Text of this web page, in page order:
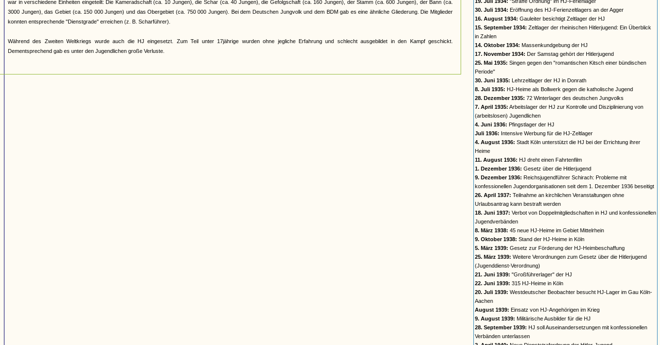
war in verschiedene Einheiten eingeteilt: Die Kameradschaft (ca. 10 Jungen), die Schar (ca. 40 Jungen), die Gefolgschaft (ca. 160 Jungen), der Stamm (ca. 600 Jungen), der Bann (ca.
3000 Jungen), das Gebiet (ca. 150 000 Jungen) und das Obergebiet (ca. 750 000 Jungen). Bei dem Deutschen Jungvolk und dem BDM gab es eine ähnliche Gliederung. Die Mitglieder
konnten entsprechende "Dienstgrade" erreichen (z. B. Scharführer).
Während des Zweiten Weltkriegs wurde auch die HJ eingesetzt. Zum Teil unter 17jährige wurden ohne jegliche Erfahrung und schlecht ausgebildet in den Kampf geschickt.
Dementsprechend gab es unter den Jugendlichen große Verluste.
30. Juli 1934: Eröffnung des HJ-Ferienzeltlagers an der Agger
16. August 1934: Gauleiter besichtigt Zeltlager der HJ
15. September 1934: Zeltlager der rheinischen Hitlerjugend: Ein Überblick
in Zahlen
14. Oktober 1934: Massenkundgebung der HJ
17. November 1934: Der Samstag gehört der Hitlerjugend
25. Mai 1935: Singen gegen den "romantischen Kitsch einer bündischen
Periode"
30. Juni 1935: Lehrzeltlager der HJ in Donrath
8. Juli 1935: HJ-Heime als Bollwerk gegen die katholische Jugend
28. Dezember 1935: 72 Winterlager des deutschen Jungvolks
7. April 1935: Arbeitslager der HJ zur Kontrolle und Disziplinierung von
(arbeitslosen) Jugendlichen
4. Juni 1936: Pfingstlager der HJ
Juli 1936: Intensive Werbung für die HJ-Zeltlager
4. August 1936: Stadt Köln unterstützt die HJ bei der Errichtung ihrer
Heime
11. August 1936: HJ dreht einen Fahrtenfilm
1. Dezember 1936: Gesetz über die Hitlerjugend
9. Dezember 1936: Reichsjugendführer Schirach: Probleme mit
konfessionellen Jugendorganisationen seit dem 1. Dezember 1936 beseitigt
26. April 1937: Teilnahme an kirchlichen Veranstaltungen ohne
Urlaubsantrag kann bestraft werden
18. Juni 1937: Verbot von Doppelmitgliedschaften in HJ und konfessionellen
Jugendverbänden
8. März 1938: 45 neue HJ-Heime im Gebiet Mittelrhein
9. Oktober 1938: Stand der HJ-Heime in Köln
5. März 1939: Gesetz zur Förderung der HJ-Heimbeschaffung
25. März 1939: Weitere Verordnungen zum Gesetz über die Hitlerjugend
(Jugenddienst-Verordnung)
21. Juni 1939: "Großführerlager" der HJ
22. Juni 1939: 315 HJ-Heime in Köln
20. Juli 1939: Westdeutscher Beobachter besucht HJ-Lager im Gau Köln-
Aachen
August 1939: Einsatz von HJ-Angehörigen im Krieg
9. August 1939: Militärische Ausbilder für die HJ
28. September 1939: HJ soll Auseinandersetzungen mit konfessionellen
Verbänden unterlassen